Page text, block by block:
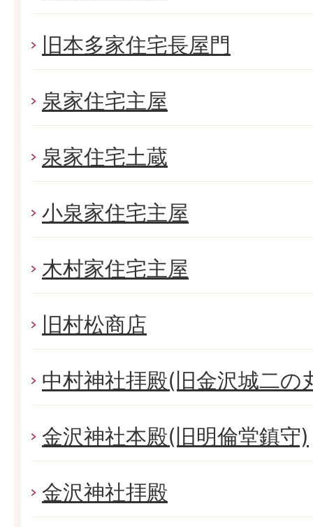
旧本多家住宅長屋門
泉家住宅主屋
泉家住宅土蔵
小泉家住宅主屋
木村家住宅主屋
旧村松商店
中村神社拝殿(旧金沢城二の
金沢神社本殿(旧明倫堂鎮守)
金沢神社拝殿